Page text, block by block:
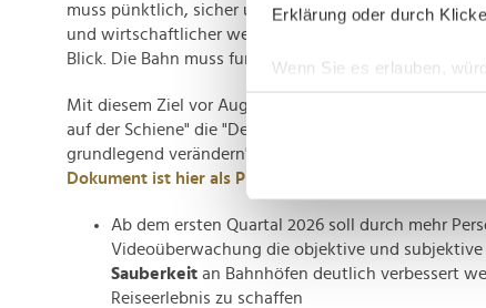
Erklärung oder durch
Wenn Sie es erlauben,
Informationen über
Erfahren Sie mehr
Wir verwenden Cookies,
und die Zugriffe auf
Website an unsere
muss pünktlich, sicher und sauber sein. Der Konzern
und wirtschaftlicher werden. Wir nehmen die
Blick. Die Bahn muss funktionieren."
Mit diesem Ziel vor Augen soll die erwähnte "Agenda
auf der Schiene" die "Deutsche Bahn AG und die
grundlegend verändern", wie es zum Reformpaket
Dokument ist hier als PDF einsehbar
; einige
Ab dem ersten Quartal 2026 soll durch mehr
Videoüberwachung die objektive und subjektive
Sauberkeit an Bahnhöfen deutlich verbessert
Reiseerlebnis zu schaffen